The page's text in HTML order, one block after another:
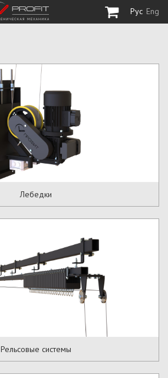
Рус Eng
Лебедки
Рельсовые системы